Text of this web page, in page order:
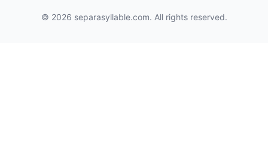
© 2026 separasyllable.com. All rights reserved.